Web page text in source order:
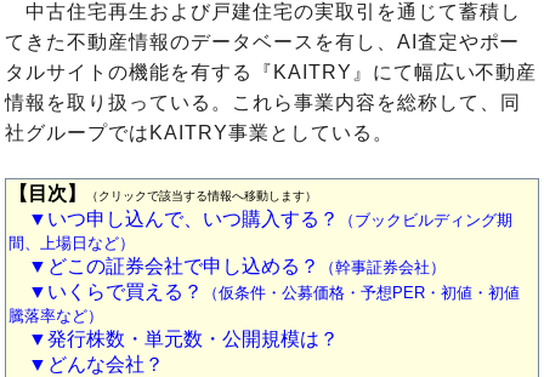
中古住宅再生および戸建住宅の実取引を通じて蓄積し
てきた不動産情報のデータベースを有し、AI査定やポー
タルサイトの機能を有する『KAITRY』にて幅広い不動産
情報を取り扱っている。これら事業内容を総称して、同
社グループではKAITRY事業としている。
【目次】 （クリックで該当する情報へ移動します）
▼いつ申し込んで、いつ購入する？
（ブックビルディング期
間、上場日など）
▼どこの証券会社で申し込める？ （幹事証券会社）
▼いくらで買える？
（仮条件・公募価格・予想PER・初値・初値
騰落率など）
▼発行株数・単元数・公開規模は？
▼どんな会社？